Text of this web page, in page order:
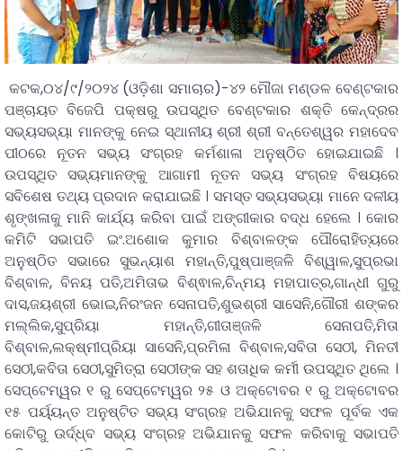
କଟକ,୦୪/୯/୨୦୨୪ (ଓଡ଼ିଶା ସମାଚାର)-୪୨ ମୌଜା ମଣ୍ଡଳ ବେଣ୍ଟକାର
ପଞ୍ଚାୟତ ବିଜେପି ପକ୍ଷରୁ ଉପସ୍ଥିତ ବେଣ୍ଟକାର ଶକ୍ତି କେନ୍ଦ୍ରର
ସଭ୍ୟସଭ୍ୟା ମାନଙ୍କୁ ନେଇ ସ୍ଥାନୀୟ ଶ୍ରୀ ଶ୍ରୀ ବନ୍ତେଶ୍ୱର ମହାଦେବ
ପୀଠରେ ନୂତନ ସଭ୍ୟ ସଂଗ୍ରହ କର୍ମଶାଳା ଅନୁଷ୍ଠିତ ହୋଇଯାଇଛି ।
ଉପସ୍ଥିତ ସଭ୍ୟମାନଙ୍କୁ ଆଗାମୀ ନୂତନ ସଭ୍ୟ ସଂଗ୍ରହ ବିଷୟରେ
ସବିଶେଷ ତଥ୍ୟ ପ୍ରଦାନ କରାଯାଇଛି । ସମସ୍ତ ସଭ୍ୟସଭ୍ୟା ମାନେ ଦଳୀୟ
ଶୃଙ୍ଖଳାକୁ ମାନି କାର୍ଯ୍ୟ କରିବା ପାଇଁ ଅଙ୍ଗୀକାର ବଦ୍ଧ ହେଲେ । କୋର
କମିଟି ସଭାପତି ଇଂ.ଅଶୋକ କୁମାର ବିଶ୍ବାଳଙ୍କ ପୌରୋହିତ୍ୟରେ
ଅନୁଷ୍ଠିତ ସଭାରେ ସୁଭନ୍ୟାଶ ମହାନ୍ତି,ପୁଷ୍ପାଞ୍ଜଳି ବିଶ୍ୱାଳ,ସୁପ୍ରଭା
ବିଶ୍ବାଳ, ବିନୟ ପତି,ଅମିତାଭ ବିଶ୍ଵାଳ,ଚିନ୍ମୟ ମହାପାତ୍ର,ଗାନ୍ଧୀ ଗୁରୁ
ଦାସ,ଜୟଶ୍ରୀ ଭୋଇ,ନିରଂଜନ ସେନାପତି,ଶୁଭଶ୍ରୀ ସାସେନି,ଗୌରୀ ଶଙ୍କର
ମଲ୍ଲିକ,ସୁପ୍ରିୟା ମହାନ୍ତି,ଗୀତାଞ୍ଜଳି ସେନାପତି,ମିତା
ବିଶ୍ବାଳ,ଲକ୍ଷ୍ମୀପ୍ରିୟା ସାସେନି,ପ୍ରମିଳା ବିଶ୍ବାଳ,ସବିତା ସେଠୀ, ମିନତୀ
ସେଠୀ,କବିତା ସେଠୀ,ସୁମିତ୍ରା ସେଠୀଙ୍କ ସହ ଶତାଧିକ କର୍ମୀ ଉପସ୍ଥିତ ଥିଲେ ।
ସେପ୍ଟେମ୍ୱର ୧ ରୁ ସେପ୍ଟେମ୍ୱର ୨୫ ଓ ଅକ୍ଟୋବର ୧ ରୁ ଅକ୍ଟୋବର
୧୫ ପର୍ୟ୍ୟନ୍ତ ଅନୁଷ୍ଟିତ ସଭ୍ୟ ସଂଗ୍ରହ ଅଭିଯାନକୁ ସଫଳ ପୂର୍ବକ ଏକ
କୋଟିରୁ ଉର୍ଦ୍ଧ୍ବ ସଭ୍ୟ ସଂଗ୍ରହ ଅଭିଯାନକୁ ସଫଳ କରିବାକୁ ସଭାପତି